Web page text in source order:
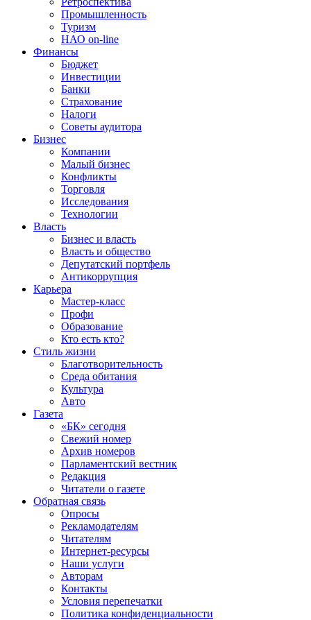
Промышленность
Туризм
НАО on-line
Финансы
Бюджет
Инвестиции
Банки
Страхование
Налоги
Советы аудитора
Бизнес
Компании
Малый бизнес
Конфликты
Торговля
Исследования
Технологии
Власть
Бизнес и власть
Власть и общество
Депутатский портфель
Антикоррупция
Карьера
Мастер-класс
Профи
Образование
Кто есть кто?
Стиль жизни
Благотворительность
Среда обитания
Культура
Авто
Газета
«БК» сегодня
Свежий номер
Архив номеров
Парламентский вестник
Редакция
Читатели о газете
Обратная связь
Опросы
Рекламодателям
Читателям
Интернет-ресурсы
Наши услуги
Авторам
Контакты
Условия перепечатки
Политика конфиденциальности